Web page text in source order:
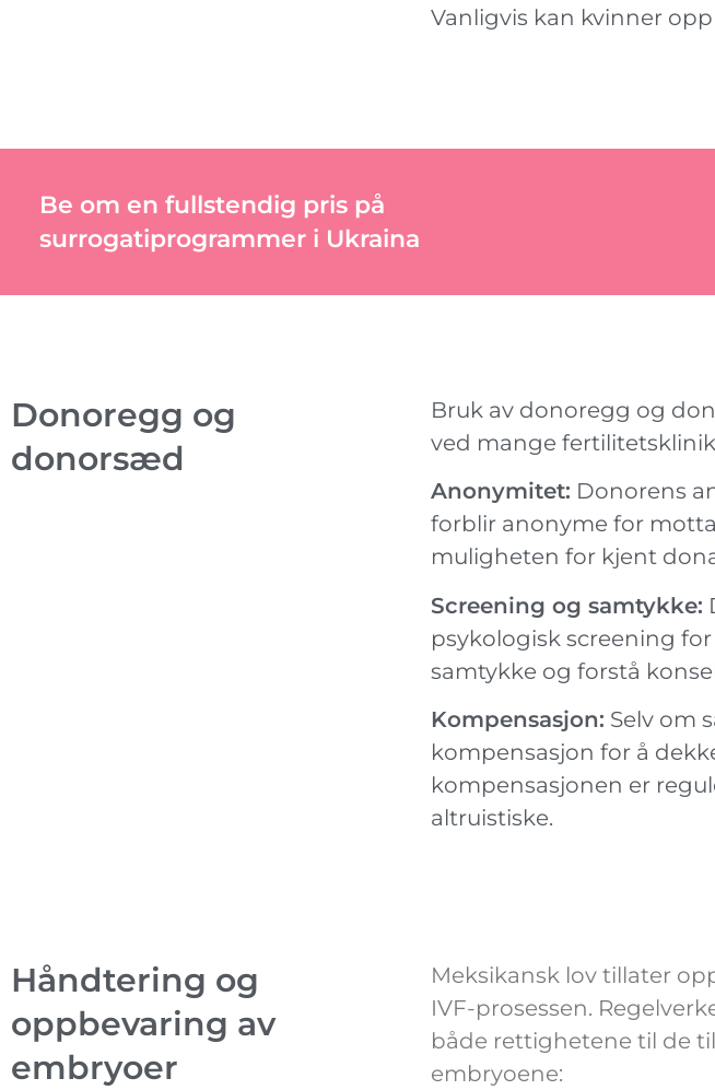
Vanligvis kan kvinner
Be om en fullstendig pris på
surrogatiprogrammer i Ukraina
Donoregg og
donorsæd
Bruk av donoregg og
ved mange
Anonymitet: Donorens
forblir anonyme for
muligheten for kjent
Screening og samtykke:
psykologisk screening
samtykke og forstå
Kompensasjon: Selv om
kompensasjon for å
kompensasjonen er
altruistiske.
Håndtering og
oppbevaring av
embryoer
Meksikansk lov tillater
IVF-prosessen.
både rettighetene til de
embryoene: